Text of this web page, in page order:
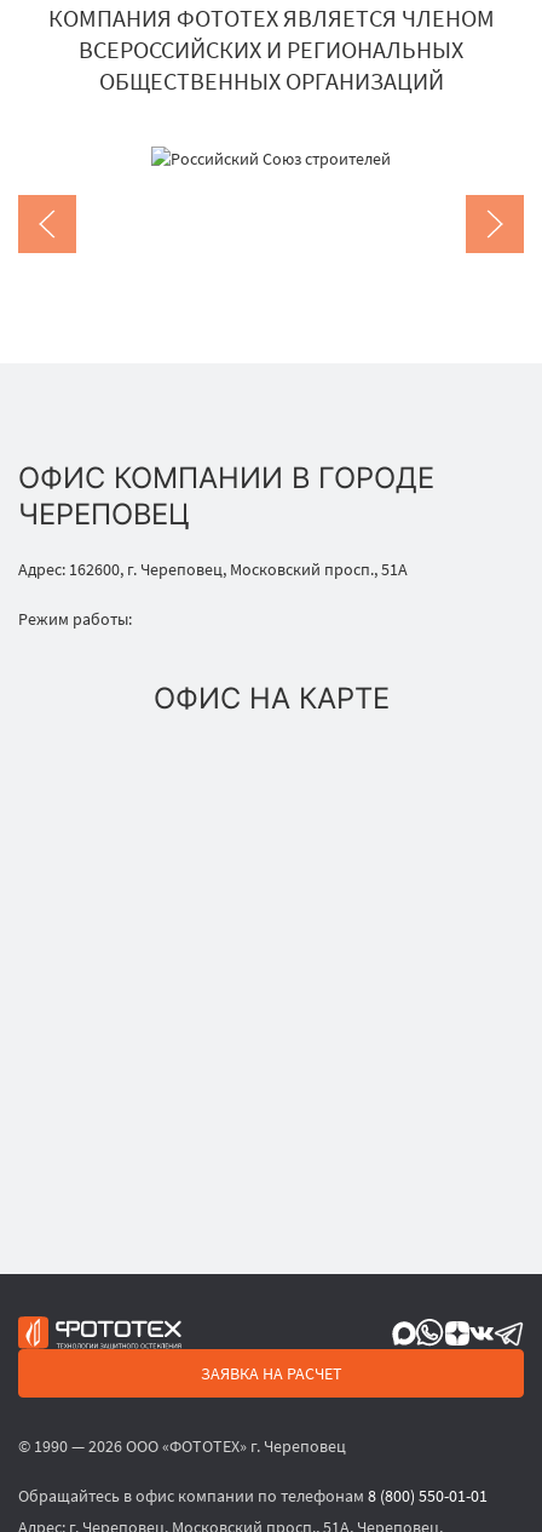
КОМПАНИЯ ФОТОТЕХ ЯВЛЯЕТСЯ ЧЛЕНОМ
ВСЕРОССИЙСКИХ И РЕГИОНАЛЬНЫХ
ОБЩЕСТВЕННЫХ ОРГАНИЗАЦИЙ
ОФИС КОМПАНИИ В ГОРОДЕ
ЧЕРЕПОВЕЦ
Адрес: 162600, г. Череповец, Московский просп., 51А
Режим работы:
ОФИС НА КАРТЕ
ЗАЯВКА НА РАСЧЕТ
© 1990 — 2026 ООО «ФОТОТЕХ» г. Череповец
Обращайтесь в офис компании по телефонам 8 (800) 550-01-01
Адрес: г. Череповец, Московский просп., 51А, Череповец,